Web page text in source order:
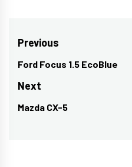
Yazı
gezinmesi
Previous
Previous
post:
Ford Focus 1.5 EcoBlue
Next
Next
Mazda CX-5